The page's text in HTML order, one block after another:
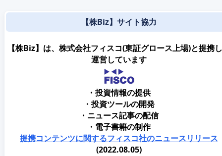
【株Biz】サイト協力
【株Biz】は、株式会社フィスコ(東証グロース上場)と提携
運営しています
・投資情報の提供
・投資ツールの開発
・ニュース記事の配信
・電子書籍の制作
提携コンテンツに関するフィスコ社のニュースリリース
(2022.08.05)